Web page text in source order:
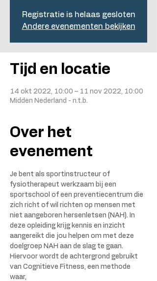
Registratie is helaas gesloten
Andere evenementen bekijken
Tijd en locatie
14 okt 2022, 10:00 – 11 nov 2022, 10:00
Midden Nederland - n.t.b.
Over het
evenement
Je bent als sportinstructeur of
fysiotherapeut werkzaam bij een
sportschool of een preventiecentrum die
zich richt of wil richten op mensen met
niet aangeboren hersenletsen (NAH). In
deze opleiding krijg kennis en inzicht
aangereikt die jou helpen om met deze
doelgroep NAH aan de slag te gaan.
Hiervoor wordt de achtergrond gebruikt
van Cognitieve Fitness, een methode
waar,